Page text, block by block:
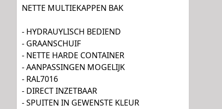
NETTE MULTIEKAPPEN BAK
- HYDRAUYLISCH BEDIEND
- GRAANSCHUIF
- NETTE HARDE CONTAINER
- AANPASSINGEN MOGELIJK
- RAL7016
- DIRECT INZETBAAR
- SPUITEN IN GEWENSTE KLEUR